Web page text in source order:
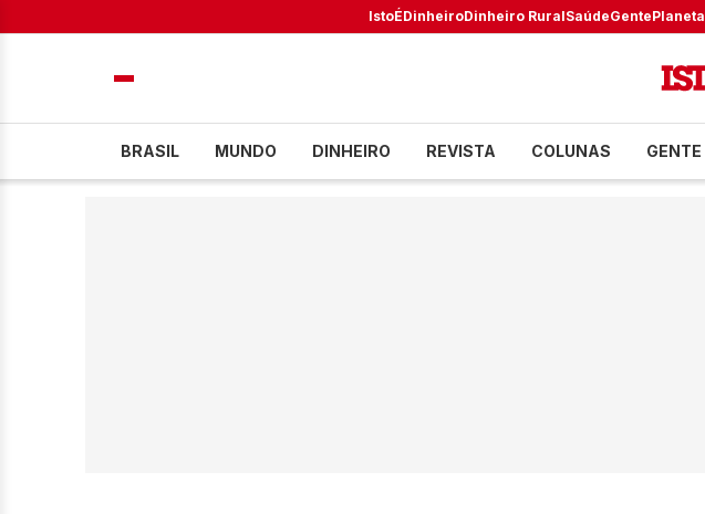
IstoÉDinheiroDinheiro RuralSaúdeGentePlaneta
BRASIL MUNDO DINHEIRO REVISTA COLUNAS GENTE